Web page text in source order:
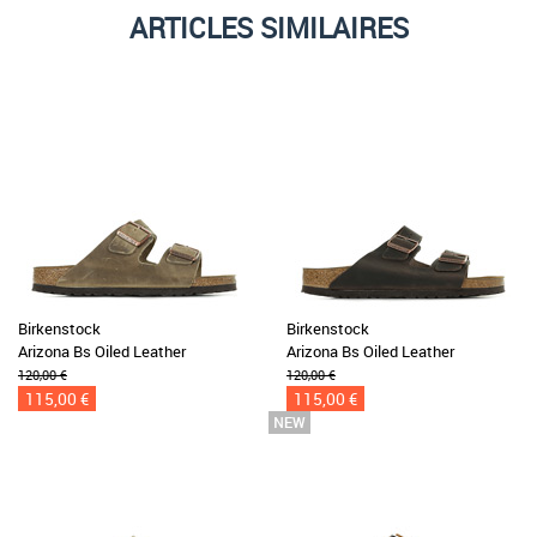
ARTICLES SIMILAIRES
Birkenstock
Arizona Bs Oiled Leather
120,00 €
115,00 €
Birkenstock
Arizona Bs Oiled Leather
120,00 €
115,00 €